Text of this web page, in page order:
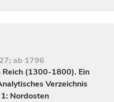
ab 1796
(1300-1800). Ein
Verzeichnis
Nordosten